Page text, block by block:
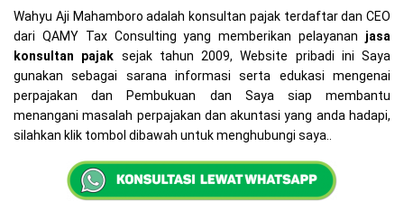
Wahyu Aji Mahamboro adalah konsultan pajak terdaftar dan CEO
dari QAMY Tax Consulting yang memberikan pelayanan jasa
konsultan pajak sejak tahun 2009, Website pribadi ini Saya
gunakan sebagai sarana informasi serta edukasi mengenai
perpajakan dan Pembukuan dan Saya siap membantu
menangani masalah perpajakan dan akuntasi yang anda hadapi,
silahkan klik tombol dibawah untuk menghubungi saya..